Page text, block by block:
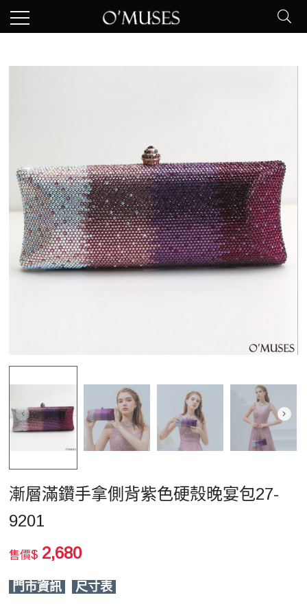
漸層滿鑽手拿側背紫色硬殼晚宴包27-
9201
售價$ 2,680
門市資訊 尺寸表